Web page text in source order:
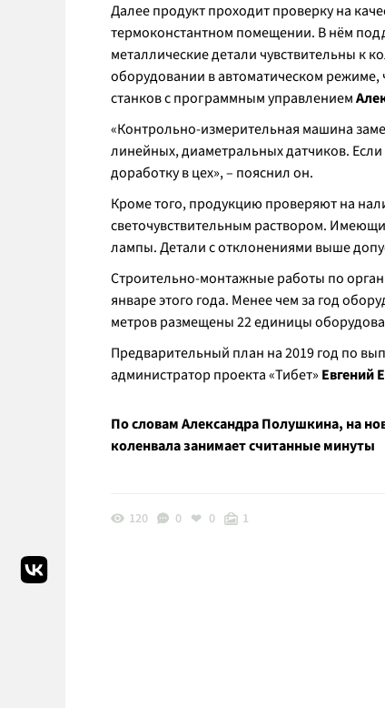
Далее продукт проходит проверку на
термоконстантном помещении. В нём
металлические детали чувствительны к
оборудовании в автоматическом
станков с программным управлением
«Контрольно-измерительная машина
линейных, диаметральных датчиков.
доработку в цех», – пояснил он.
Кроме того, продукцию проверяют на
светочувствительным раствором.
лампы. Детали с отклонениями выше
Строительно-монтажные работы по
январе этого года. Менее чем за год
метров размещены 22 единицы
Предварительный план на 2019 год по
администратор проекта «Тибет» Евгений
По словам Александра Полушкина, на
коленвала занимает считанные минуты
120 0 0 1